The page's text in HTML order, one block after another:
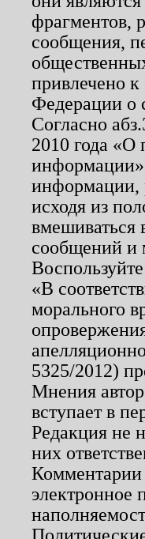
фрагментов,
сообщения,
привлечено к
Федерации о
Согласно
2010 года «О
информации,
исходя из
вмешиваться
сообщений и
«В
морального
5325/2012)
Мнения
вступает в
Редакция не
них
электронное